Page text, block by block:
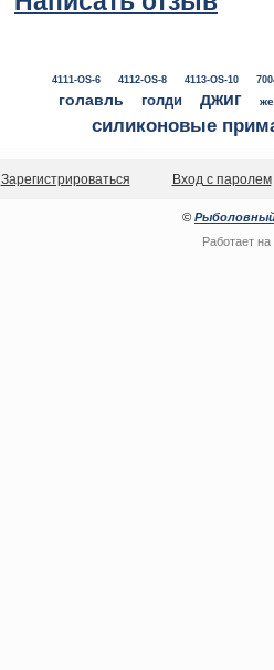
4111-OS-6 4112-OS-8 4113-OS-10
голавль голди джиг
силиконовые
Зарегистрироваться Вход с паролем
© Рыболовный
Работает